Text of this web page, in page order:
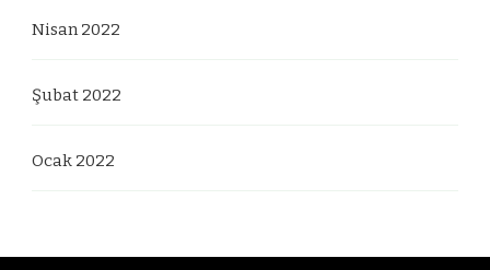
Nisan 2022
Şubat 2022
Ocak 2022